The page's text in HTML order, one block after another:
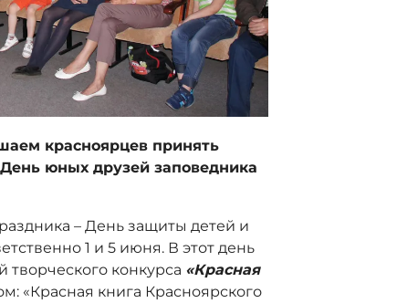
красноярцев принять
юных друзей заповедника
– День защиты детей и
1 и 5 июня. В этот день
конкурса «Красная
«Красная книга Красноярского